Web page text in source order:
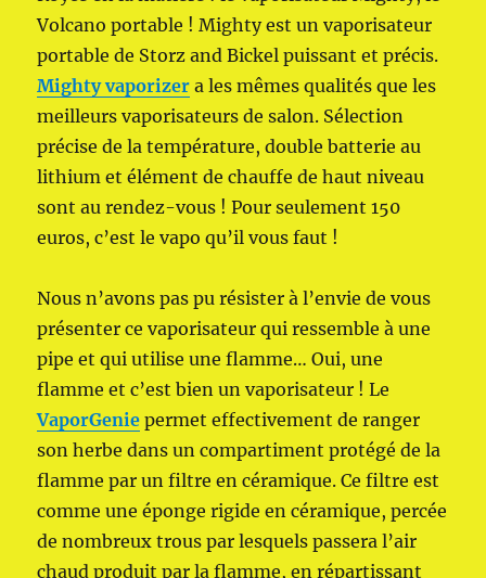
Volcano portable ! Mighty est un vaporisateur
portable de Storz and Bickel puissant et précis.
Mighty vaporizer a les mêmes qualités que les
meilleurs vaporisateurs de salon. Sélection
précise de la température, double batterie au
lithium et élément de chauffe de haut niveau
sont au rendez-vous ! Pour seulement 150
euros, c’est le vapo qu’il vous faut !
Nous n’avons pas pu résister à l’envie de vous
présenter ce vaporisateur qui ressemble à une
pipe et qui utilise une flamme… Oui, une
flamme et c’est bien un vaporisateur ! Le
VaporGenie permet effectivement de ranger
son herbe dans un compartiment protégé de la
flamme par un filtre en céramique. Ce filtre est
comme une éponge rigide en céramique, percée
de nombreux trous par lesquels passera l’air
chaud produit par la flamme, en répartissant